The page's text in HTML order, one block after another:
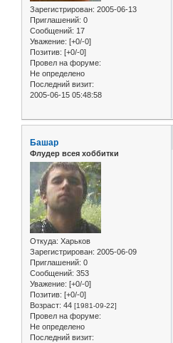
Зарегистрирован: 2005-06-13
Приглашений: 0
Сообщений: 17
Уважение: [+0/-0]
Позитив: [+0/-0]
Провел на форуме:
Не определено
Последний визит:
2005-06-15 05:48:58
Башар
Флудер всея хоббитки
Откуда: Харьков
Зарегистрирован: 2005-06-09
Приглашений: 0
Сообщений: 353
Уважение: [+0/-0]
Позитив: [+0/-0]
Возраст: 44 [1981-09-22]
Провел на форуме:
Не определено
Последний визит: